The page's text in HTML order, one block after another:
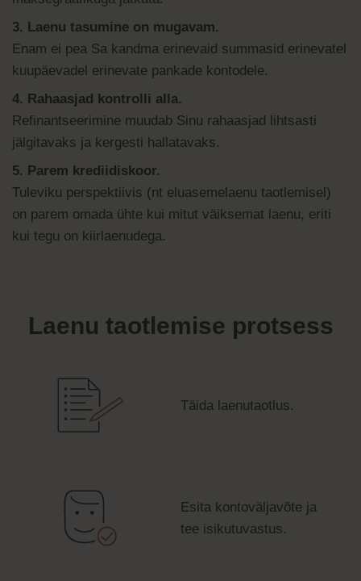
3. Laenu tasumine on mugavam.
Enam ei pea Sa kandma erinevaid summasid erinevatel
kuupäevadel erinevate pankade kontodele.
4. Rahaasjad kontrolli alla.
Refinantseerimine muudab Sinu rahaasjad lihtsasti
jälgitavaks ja kergesti hallatavaks.
5. Parem krediidiskoor.
Tuleviku perspektiivis (nt eluasemelaenu taotlemisel)
on parem omada ühte kui mitut väiksemat laenu, eriti
kui tegu on kiirlaenudega.
Laenu taotlemise protsess
Täida laenutaotlus.
Esita kontoväljavõte ja
tee isikutuvastus.